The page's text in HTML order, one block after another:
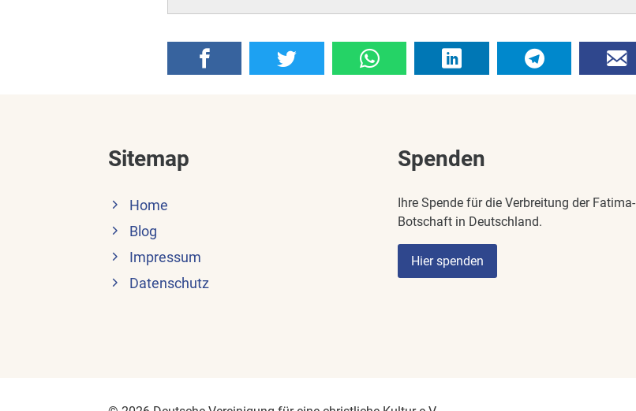
Sitemap
Home
Blog
Impressum
Datenschutz
Spenden
Ihre Spende für die Verbreitung der Fatima-
Botschaft in Deutschland.
Hier spenden